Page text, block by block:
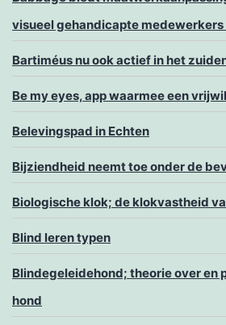
visueel gehandicapte medewerkers
Bartiméus nu ook actief in het
Be my eyes, app waarmee een
Belevingspad in Echten
Bijziendheid neemt toe onder de
Biologische klok; de klokvastheid
Blind leren typen
Blindegeleidehond; theorie over en
hond